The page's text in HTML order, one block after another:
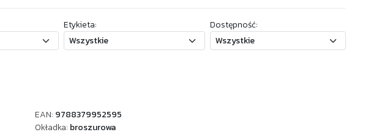
Etykieta: Dostępność:
EAN: 9788379952595
Okładka: broszurowa